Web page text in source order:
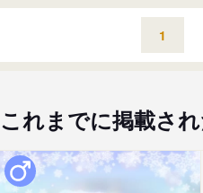
1
これまでに掲載さ